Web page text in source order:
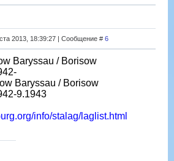
2013, 18:39:27 | Сообщение # 6
Baryssau / Borisow
Baryssau / Borisow
9.1943
info/stalag/laglist.html